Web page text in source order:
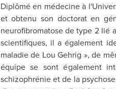
Diplômé en médecine à
et obtenu son doctorat en
neurofibromatose de type 2 lié
scientifiques, il a également
maladie de Lou Gehrig », de
équipe se sont également
schizophrénie et de la